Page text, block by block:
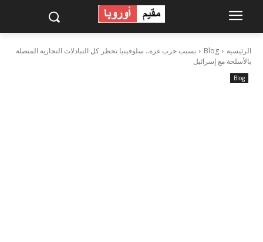
الرئيسية Blog
بسبب حرب غزة.. سلوفينيا تحظر كل التبادلات التجارية المتصلة
بالأسلحة مع إسرائيل
Blog